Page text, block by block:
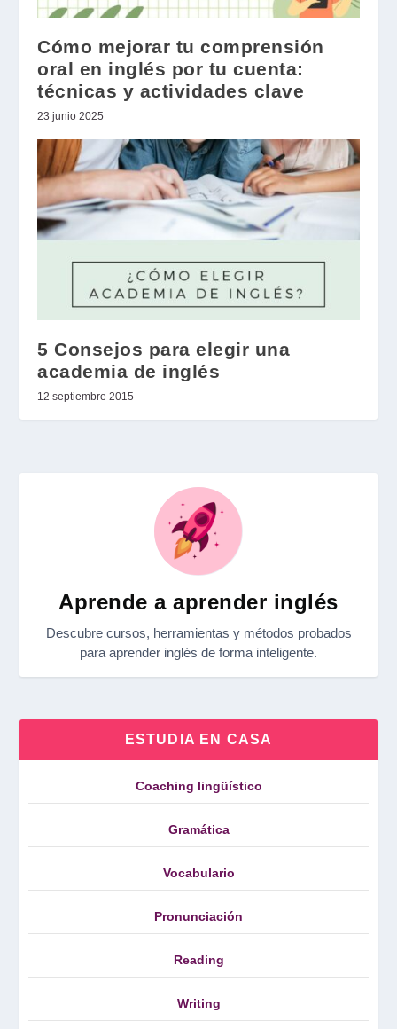
Cómo mejorar tu comprensión
oral en inglés por tu cuenta:
técnicas y actividades clave
23 junio 2025
5 Consejos para elegir una
academia de inglés
12 septiembre 2015
Aprende a aprender inglés
Descubre cursos, herramientas y métodos probados
para aprender inglés de forma inteligente.
ESTUDIA EN CASA
Coaching lingüístico
Gramática
Vocabulario
Pronunciación
Reading
Writing